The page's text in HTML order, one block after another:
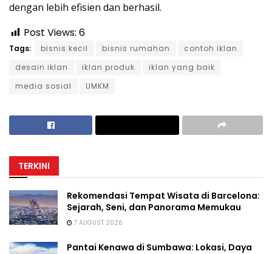
dengan lebih efisien dan berhasil.
Post Views: 6
Tags: bisnis kecil bisnis rumahan
contoh iklan
desain iklan
iklan produk
iklan yang baik
media sosial
UMKM
TERKINI
Rekomendasi Tempat Wisata di Barcelona:
Sejarah, Seni, dan Panorama Memukau
7 AUGUST 2026
Pantai Kenawa di Sumbawa: Lokasi, Daya